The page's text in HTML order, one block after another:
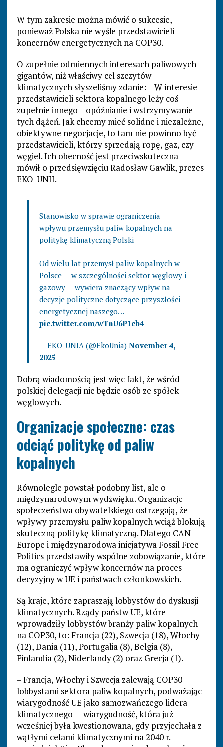
W tym zakresie można mówić o sukcesie,
ponieważ Polska nie wyśle przedstawicieli
koncernów energetycznych na COP30.
O zupełnie odmiennych interesach paliwowych
gigantów, niż właściwy cel szczytów
klimatycznych słyszeliśmy zdanie: – W interesie
przedstawicieli sektora kopalnego leży coś
zupełnie innego – opóźnianie i wstrzymywanie
tych dążeń. Jak chcemy mieć solidne i niezależne,
obiektywne negocjacje, to tam nie powinno być
przedstawicieli, którzy sprzedają ropę, gaz, czy
węgiel. Ich obecność jest przeciwskuteczna –
mówił o przedsięwzięciu Radosław Gawlik, prezes
EKO-UNII.
Stanowisko w sprawie ograniczenia
wpływu przemysłu paliw kopalnych na
politykę klimatyczną Polski
Od wielu lat przemysł paliw kopalnych w
Polsce — w szczególności sektor węglowy i
gazowy — wywiera znaczący wpływ na
decyzje polityczne dotyczące przyszłości
energetycznej naszego…
pic.twitter.com/wTnU6P1cb4
— EKO-UNIA (@EkoUnia) November 4,
2025
Dobrą wiadomością jest więc fakt, że wśród
polskiej delegacji nie będzie osób ze spółek
węglowych.
Organizacje społeczne: czas
odciąć politykę od paliw
kopalnych
Równolegle powstał podobny list, ale o
międzynarodowym wydźwięku. Organizacje
społeczeństwa obywatelskiego ostrzegają, że
wpływy przemysłu paliw kopalnych wciąż blokują
skuteczną politykę klimatyczną. Dlatego CAN
Europe i międzynarodowa inicjatywa Fossil Free
Politics przedstawiły wspólne zobowiązanie, które
ma ograniczyć wpływ koncernów na proces
decyzyjny w UE i państwach członkowskich.
Są kraje, które zapraszają lobbystów do dyskusji
klimatycznych. Rządy państw UE, które
wprowadziły lobbystów branży paliw kopalnych
na COP30, to: Francja (22), Szwecja (18), Włochy
(12), Dania (11), Portugalia (8), Belgia (8),
Finlandia (2), Niderlandy (2) oraz Grecja (1).
– Francja, Włochy i Szwecja zalewają COP30
lobbystami sektora paliw kopalnych, podważając
wiarygodność UE jako samozwańczego lidera
klimatycznego — wiarygodność, która już
wcześniej była kwestionowana, gdy przyjechała z
wątłymi celami klimatycznymi na 2040 r. —